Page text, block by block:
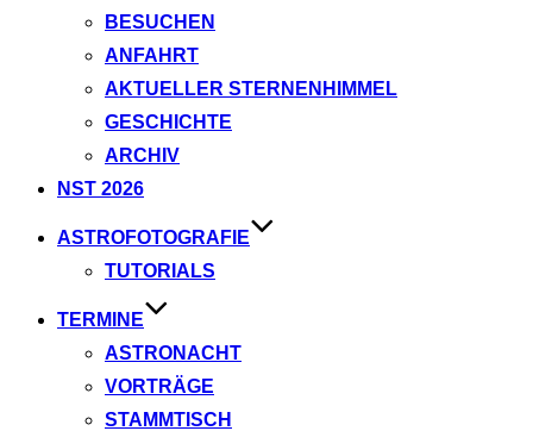
BESUCHEN
ANFAHRT
AKTUELLER STERNENHIMMEL
GESCHICHTE
ARCHIV
NST 2026
ASTROFOTOGRAFIE
TUTORIALS
TERMINE
ASTRONACHT
VORTRÄGE
STAMMTISCH